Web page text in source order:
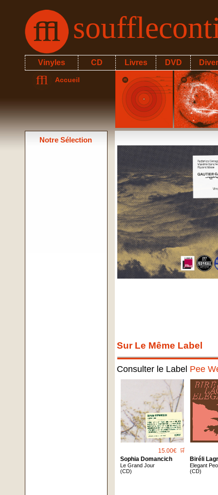
Vinyles CD Livres DVD
Accueil
Notre Sélection
Sur Le Même Label
Consulter le Label Pee
15.00€ 🛒
Sophia Domancich
Le Grand Jour
(CD)
Biréli
Elegant
(CD)